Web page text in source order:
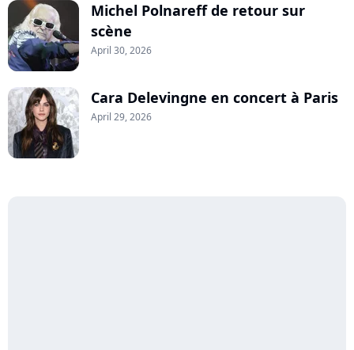
Michel Polnareff de retour sur
scène
April 30, 2026
Cara Delevingne en concert à Paris
April 29, 2026